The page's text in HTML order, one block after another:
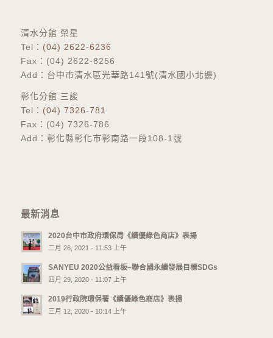
​清水分館 榮星
Tel： (04) 2622-6236
Fax：(04) 2622-8256
Add：台中市清水區光華路141號(清水國小北邊)
彰化分館 三誜
​Tel： (04) 7326-781
Fax：(04) 7326-786
Add：彰化縣彰化市彰南路一段108-1號
最新消息
2020台中市政府環保局《績優綠色商店》表揚
二月 26, 2021 - 11:53 上午
SANYEU 2020公益看板–聯合國永續發展目標SDGs
四月 29, 2020 - 11:07 上午
2019行政院環保署《績優綠色商店》表揚
三月 12, 2020 - 10:14 上午